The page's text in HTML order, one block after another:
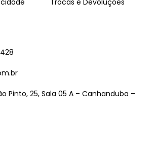
Trocas e Devoluções
Pinto, 25, Sala 05 A – Canhanduba –